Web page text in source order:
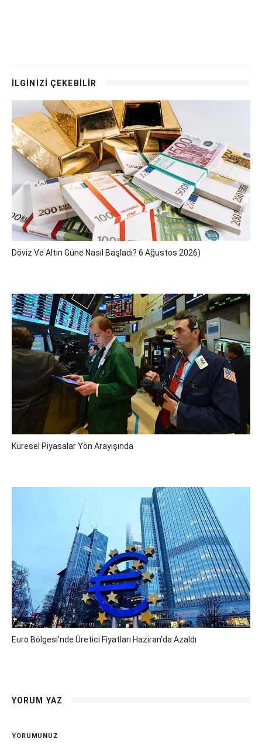
İLGİNİZİ ÇEKEBİLİR
Döviz Ve Altın Güne Nasıl Başladı? 6 Ağustos 2026)
Küresel Piyasalar Yön Arayışında
Euro Bölgesi'nde Üretici Fiyatları Haziran'da Azaldı
YORUM YAZ
YORUMUNUZ